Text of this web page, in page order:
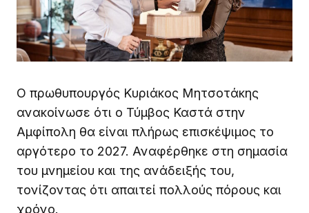
Ο πρωθυπουργός Κυριάκος Μητσοτάκης
ανακοίνωσε ότι ο Τύμβος Καστά στην
Αμφίπολη θα είναι πλήρως επισκέψιμος το
αργότερο το 2027. Αναφέρθηκε στη σημασία
του μνημείου και της ανάδειξής του,
τονίζοντας ότι απαιτεί πολλούς πόρους και
χρόνο.